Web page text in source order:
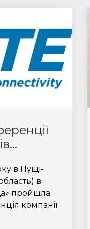
в Пущі-
в
пройшла
компанії